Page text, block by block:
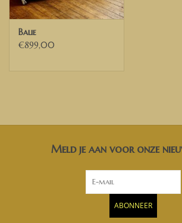
Balie
€899,00
Meld je aan voor onze
ABONNEER